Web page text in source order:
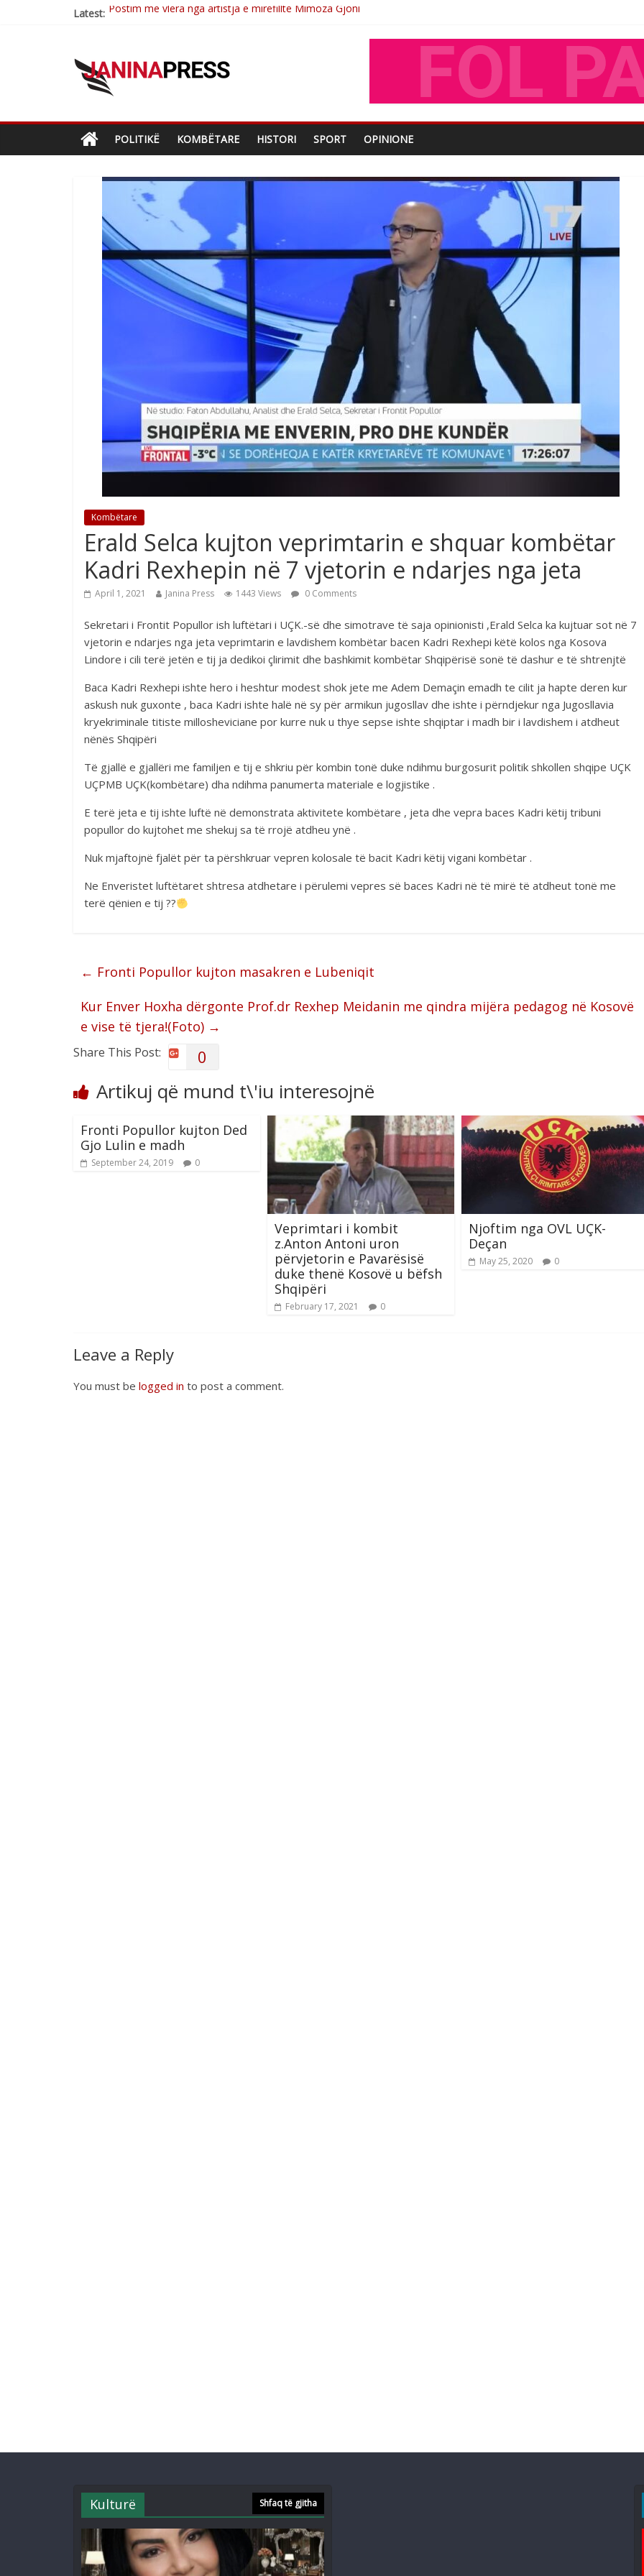
Latest: Nga poetja atdhetare Kumrie Shala -BOLL MO
Çlirimtari Mentor Mushkolaj nderohet me mirenjohje nga Xhevdet Qeriqi Dega e invalidëve në Fushë Kosovë
POLITIKË KOMBËTARE HISTORI SPORT OPINIONE
Kombëtare
Erald Selca kujton veprimtarin e shquar kombëtar
Kadri Rexhepin në 7 vjetorin e ndarjes nga jeta
April 1, 2021 Janina Press 1443 Views 0 Comments
Sekretari i Frontit Popullor ish luftëtari i UÇK.-së dhe simotrave të saja opinionisti ,Erald Selca ka kujtuar sot në 7
vjetorin e ndarjes nga jeta veprimtarin e lavdishem kombëtar bacen Kadri Rexhepi këtë kolos nga Kosova
Lindore i cili terë jetën e tij ja dedikoi çlirimit dhe bashkimit kombëtar Shqipërisë sonë të dashur e të shtrenjtë
Baca Kadri Rexhepi ishte hero i heshtur modest shok jete me Adem Demaçin emadh te cilit ja hapte deren kur
askush nuk guxonte , baca Kadri ishte halë në sy për armikun jugosllav dhe ishte i përndjekur nga Jugosllavia
kryekriminale titiste millosheviciane por kurre nuk u thye sepse ishte shqiptar i madh bir i lavdishem i atdheut
nënës Shqipëri
Të gjallë e gjallëri me familjen e tij e shkriu për kombin tonë duke ndihmu burgosurit politik shkollen shqipe UÇK
UÇPMB UÇK(kombëtare) dha ndihma panumerta materiale e logjistike .
E terë jeta e tij ishte luftë në demonstrata aktivitete kombëtare , jeta dhe vepra baces Kadri këtij tribuni
popullor do kujtohet me shekuj sa të rrojë atdheu ynë .
Nuk mjaftojnë fjalët për ta përshkruar vepren kolosale të bacit Kadri këtij vigani kombëtar .
Ne Enveristet luftëtaret shtresa atdhetare i përulemi vepres së baces Kadri në të mirë të atdheut tonë me
terë qënien e tij ??
← Fronti Popullor kujton masakren e Lubeniqit
Kur Enver Hoxha dërgonte Prof.dr Rexhep Meidanin me qindra mijëra pedagog në Kosovë
e vise të tjera!(Foto) →
Share This Post: 0
Artikuj që mund t\'iu interesojnë
Fronti Popullor kujton Ded
Gjo Lulin e madh
September 24, 2019 0
Veprimtari i kombit
z.Anton Antoni uron
përvjetorin e Pavarësisë
duke thenë Kosovë u bëfsh
Shqipëri
February 17, 2021 0
Njoftim nga OVL UÇK-
Deçan
May 25, 2020 0
Leave a Reply
You must be logged in to post a comment.
Kulturë Shfaq të gjitha